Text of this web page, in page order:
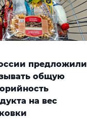
предложили
общую
на вес